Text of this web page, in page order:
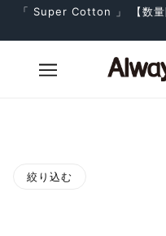
「 Super Cotton 」 【数量
絞り込む